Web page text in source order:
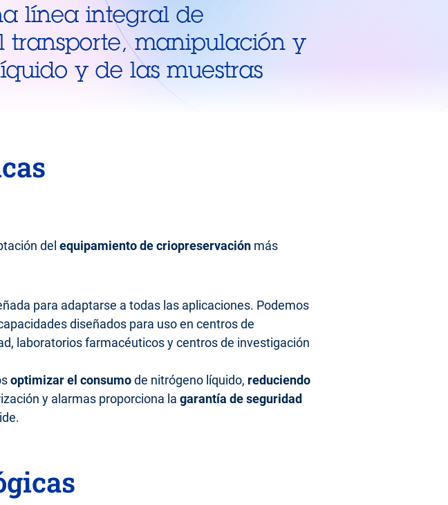
línea integral de
manipulación y
y de las muestras
del equipamiento de criopreservación más
para adaptarse a todas las aplicaciones. Podemos
diseñados para uso en centros de
laboratorios farmacéuticos y centros de investigación
optimizar el consumode nitrógeno líquido, reduciendo
y alarmas proporciona la garantía de seguridad